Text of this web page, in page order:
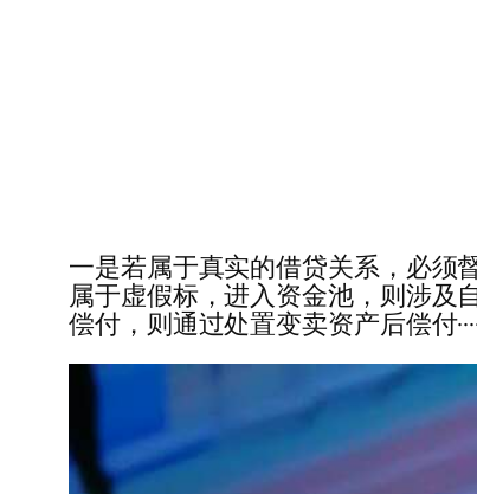
一是若属于真实的借贷关系，必须
属于虚假标，进入资金池，则涉及
偿付，则通过处置变卖资产后偿付